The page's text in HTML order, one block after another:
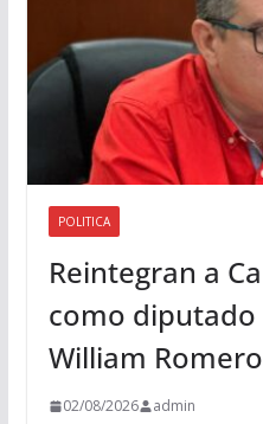
POLITICA
Reintegran a
como diputado
William Romero
02/08/2026 admin